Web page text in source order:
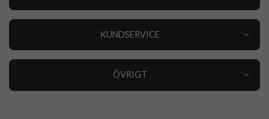
KUNDSERVICE
ÖVRIGT